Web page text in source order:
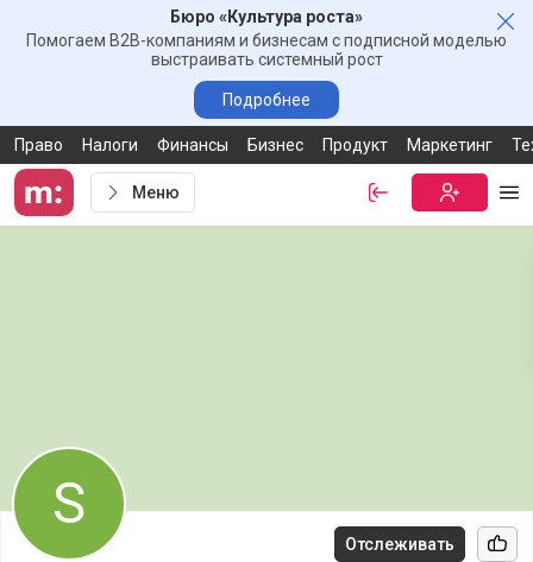
Бюро «Культура роста»
Помогаем B2B-компаниям и бизнесам с подписной моделью
выстраивать системный рост
Подробнее
Право Налоги Финансы Бизнес Продукт Маркетинг
Меню Войти
S
Отслеживать